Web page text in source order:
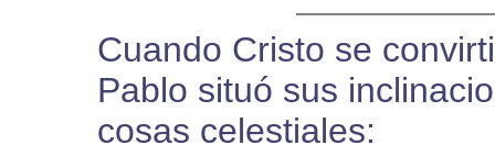
Cuando Cristo se
Pablo situó sus
cosas celestiales: